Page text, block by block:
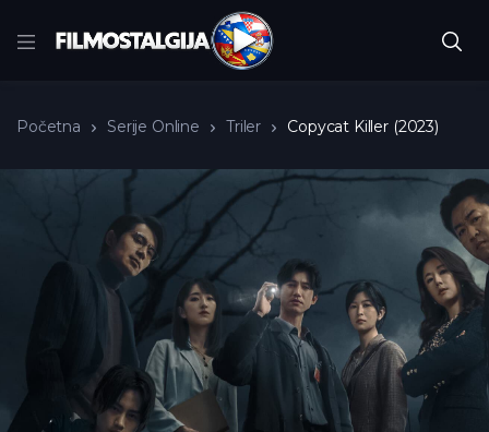
Početna Serije Online Triler Copycat Killer (2023)